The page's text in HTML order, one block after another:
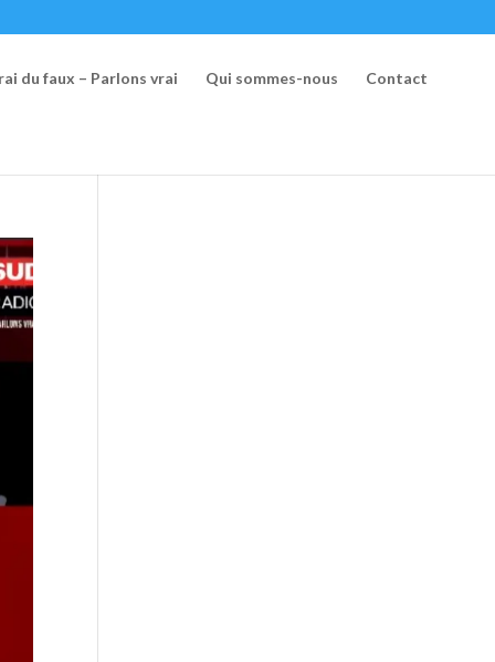
du faux – Parlons vrai Qui sommes-nous Contact